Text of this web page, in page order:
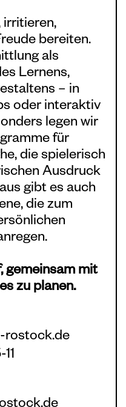
irritieren,
bereiten.
als
Lernens,
– in
oder interaktiv
legen wir
für
die spielerisch
Ausdruck
gibt es auch
die zum
gemeinsam mit
zu planen.
rostock.de